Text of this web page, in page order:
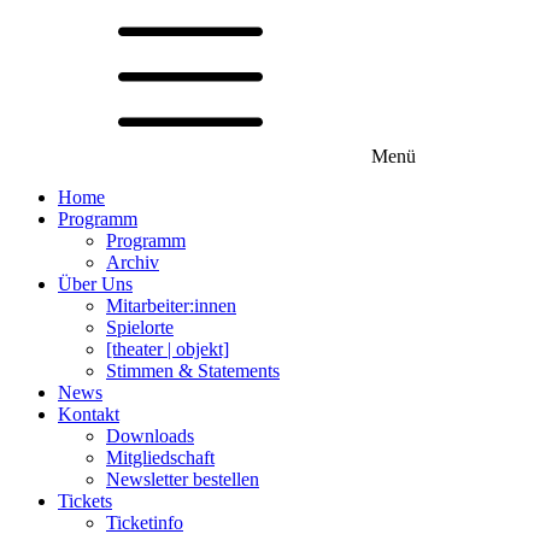
Menü
Home
Programm
Programm
Archiv
Über Uns
Mitarbeiter:innen
Spielorte
[theater | objekt]
Stimmen & Statements
News
Kontakt
Downloads
Mitgliedschaft
Newsletter bestellen
Tickets
Ticketinfo